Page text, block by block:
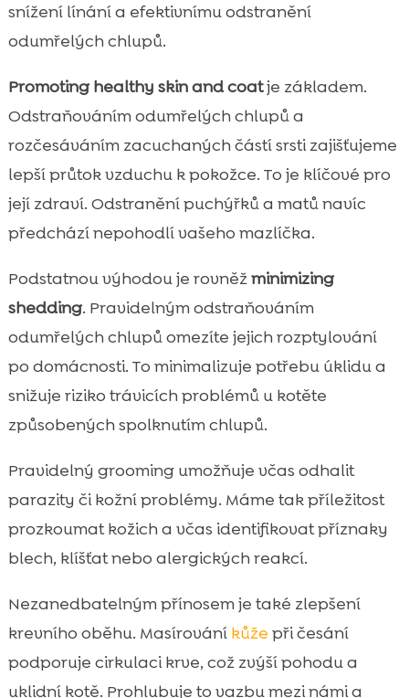
snížení línání a efektivnímu odstranění
odumřelých chlupů.
Promoting healthy skin and coatje základem.
Odstraňováním odumřelých chlupů a
rozčesáváním zacuchaných částí srsti zajišťujeme
lepší průtok vzduchu k pokožce. To je klíčové pro
její zdraví. Odstranění puchýřků a matů navíc
předchází nepohodlí vašeho mazlíčka.
Podstatnou výhodou je rovněžminimizing
shedding. Pravidelným odstraňováním
odumřelých chlupů omezíte jejich rozptylování
po domácnosti. To minimalizuje potřebu úklidu a
snižuje riziko trávicích problémů u kotěte
způsobených spolknutím chlupů.
Pravidelný grooming umožňuje včas odhalit
parazity či kožní problémy. Máme tak příležitost
prozkoumat kožich a včas identifikovat příznaky
blech, klíšťat nebo alergických reakcí.
Nezanedbatelným přínosem je také zlepšení
krevního oběhu. Masírování kůže při česání
podporuje cirkulaci krve, což zvýší pohodu a
uklidní kotě. Prohlubuje to vazbu mezi námi a